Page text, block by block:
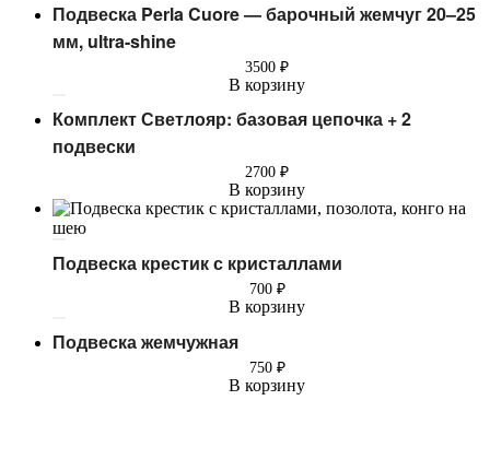
Подвеска Perla Cuore — барочный жемчуг 20–25
мм, ultra-shine
3500 ₽
В корзину
Комплект Светлояр: базовая цепочка + 2
подвески
2700 ₽
В корзину
Подвеска крестик с кристаллами
700 ₽
В корзину
Подвеска жемчужная
750 ₽
В корзину